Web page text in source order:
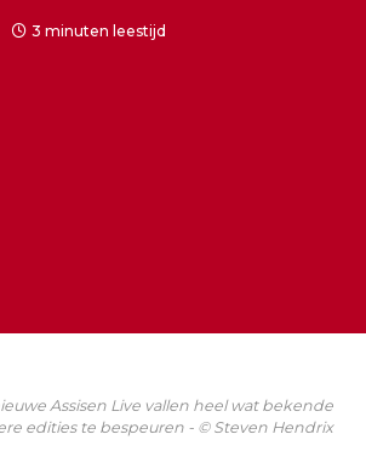
3 minuten leestijd
Assisen Live vallen heel wat bekende
edities te bespeuren - © Steven Hendrix